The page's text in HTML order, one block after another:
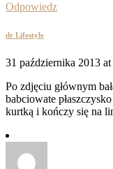
Odpowiedz
dr Lifestyle
31 października 2013
Po zdjęciu głównym
babciowate
kurtką i kończy się na